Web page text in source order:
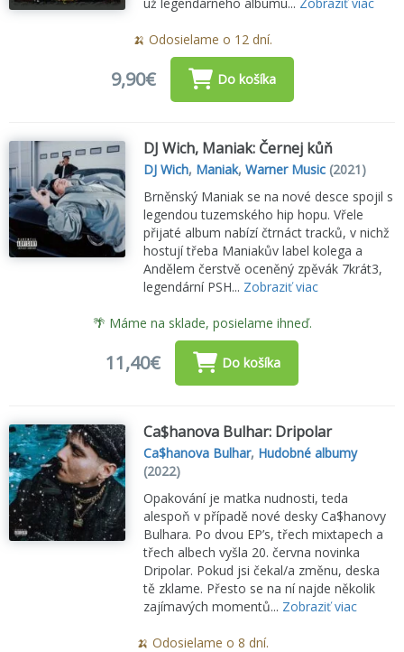
🍌 Odosielame o 12 dní.
9,90€ Do košíka
DJ Wich, Maniak: Černej kůň
DJ Wich, Maniak,Warner Music (2021)
Brněnský Maniak se na nové desce spojil s
legendou tuzemského hip hopu. Vřele
přijaté album nabízí čtrnáct tracků, v nichž
hostují třeba Maniakův label kolega a
Andělem čerstvě oceněný zpěvák 7krát3,
legendární PSH... Zobraziť viac
🌴 Máme na sklade, posielame ihneď.
11,40€ Do košíka
Ca$hanova Bulhar: Dripolar
Ca$hanova Bulhar, Hudobné albumy
(2022)
Opakování je matka nudnosti, teda
alespoň v případě nové desky Ca$hanovy
Bulhara. Po dvou EP’s, třech mixtapech a
třech albech vyšla 20. června novinka
Dripolar. Pokud jsi čekal/a změnu, deska
tě zklame. Přesto se na ní najde několik
zajímavých momentů... Zobraziť viac
🍌 Odosielame o 8 dní.